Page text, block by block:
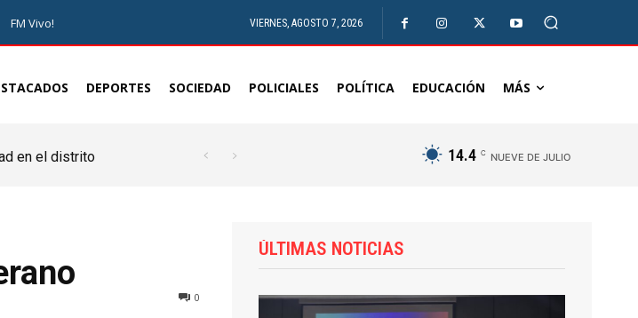
FM Vivo! VIERNES, AGOSTO 7, 2026
DEPORTES SOCIEDAD POLICIALES POLÍTICA EDUCACIÓN MÁS
en el distrito
14.4 C NUEVE DE JULIO
0
ÚLTIMAS NOTICIAS